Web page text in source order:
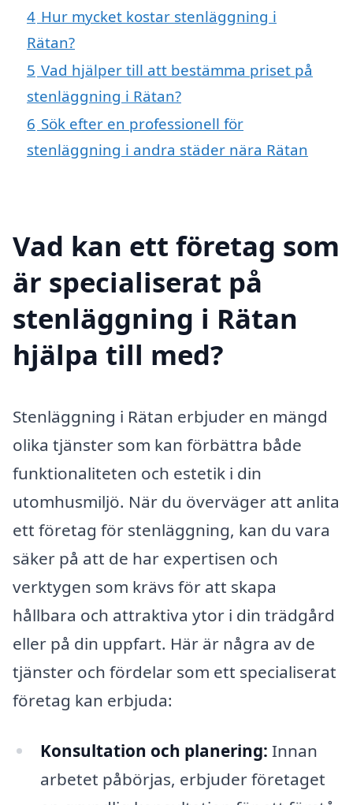
4 Hur mycket kostar stenläggning i
Rätan?
5 Vad hjälper till att bestämma priset på
stenläggning i Rätan?
6 Sök efter en professionell för
stenläggning i andra städer nära Rätan
Vad kan ett företag som
är specialiserat på
stenläggning i Rätan
hjälpa till med?
Stenläggning i Rätan erbjuder en mängd
olika tjänster som kan förbättra både
funktionaliteten och estetik i din
utomhusmiljö. När du överväger att anlita
ett företag för stenläggning, kan du vara
säker på att de har expertisen och
verktygen som krävs för att skapa
hållbara och attraktiva ytor i din trädgård
eller på din uppfart. Här är några av de
tjänster och fördelar som ett specialiserat
företag kan erbjuda:
Konsultation och planering: Innan
arbetet påbörjas, erbjuder företaget